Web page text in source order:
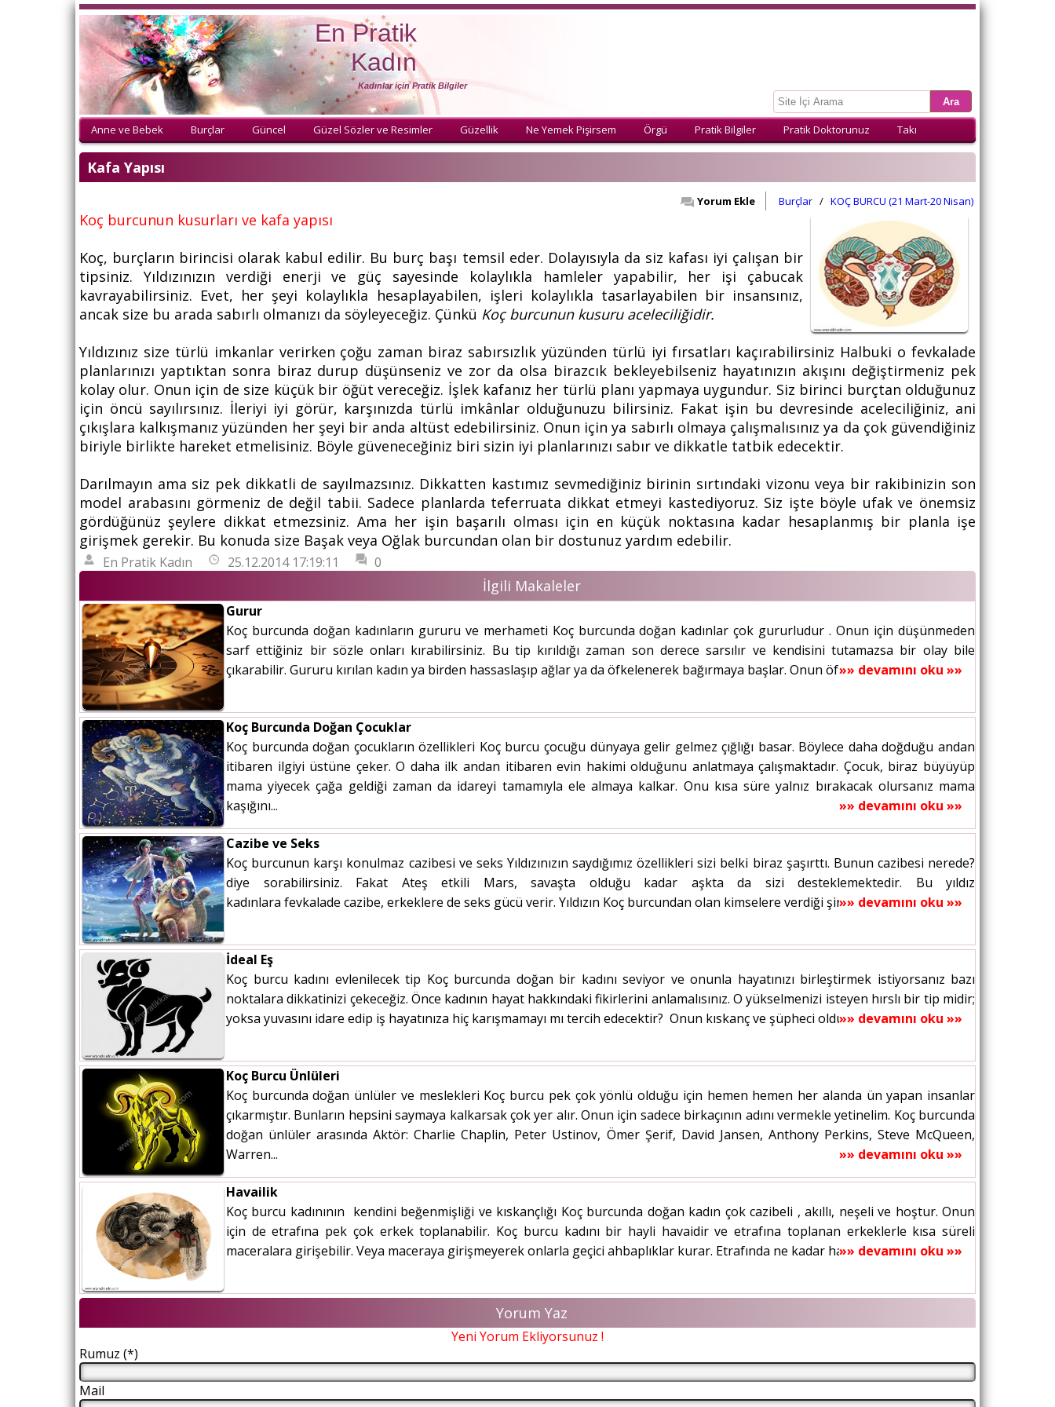
En Pratik
Kadın
Kadınlar için Pratik Bilgiler
Anne ve Bebek Burçlar Güncel Güzel Sözler ve Resimler Güzellik Ne Yemek Pişirsem Örgü Pratik Bilgiler Pratik Doktorunuz Takı
Kafa Yapısı
KOÇ BURCU (21 Mart-20 Nisan)
/
Burçlar
Yorum Ekle
Koç burcunun kusurları ve kafa yapısı
Koç, burçların birincisi olarak kabul edilir. Bu burç başı temsil eder. Dolayısıyla da siz kafası iyi çalışan bir
tipsiniz. Yıldızınızın verdiği enerji ve güç sayesinde kolaylıkla hamleler yapabilir, her işi çabucak
kavrayabilirsiniz. Evet, her şeyi kolaylıkla hesaplayabilen, işleri kolaylıkla tasarlayabilen bir insansınız,
ancak size bu arada sabırlı olmanızı da söyleyeceğiz. Çünkü Koç burcunun kusuru aceleciliğidir.
Yıldızınız size türlü imkanlar verirken çoğu zaman biraz sabırsızlık yüzünden türlü iyi fırsatları kaçırabilirsiniz Halbuki o fevkalade
planlarınızı yaptıktan sonra biraz durup düşünseniz ve zor da olsa birazcık bekleyebilseniz hayatınızın akışını değiştirmeniz pek
kolay olur. Onun için de size küçük bir öğüt vereceğiz. İşlek kafanız her türlü planı yapmaya uygundur. Siz birinci burçtan olduğunuz
için öncü sayılırsınız. İleriyi iyi görür, karşınızda türlü imkânlar olduğunuzu bilirsiniz. Fakat işin bu devresinde aceleciliğiniz, ani
çıkışlara kalkışmanız yüzünden her şeyi bir anda altüst edebilirsiniz. Onun için ya sabırlı olmaya çalışmalısınız ya da çok güvendiğiniz
biriyle birlikte hareket etmelisiniz. Böyle güveneceğiniz biri sizin iyi planlarınızı sabır ve dikkatle tatbik edecektir.
Darılmayın ama siz pek dikkatli de sayılmazsınız. Dikkatten kastımız sevmediğiniz birinin sırtındaki vizonu veya bir rakibinizin son
model arabasını görmeniz de değil tabii. Sadece planlarda teferruata dikkat etmeyi kastediyoruz. Siz işte böyle ufak ve önemsiz
gördüğünüz şeylere dikkat etmezsiniz. Ama her işin başarılı olması için en küçük noktasına kadar hesaplanmış bir planla işe
girişmek gerekir. Bu konuda size Başak veya Oğlak burcundan olan bir dostunuz yardım edebilir.
En Pratik Kadın 25.12.2014 17:19:11 0
İlgili Makaleler
Gurur
Koç burcunda doğan kadınların gururu ve merhameti Koç burcunda doğan kadınlar çok gururludur . Onun için düşünmeden
sarf ettiğiniz bir sözle onları kırabilirsiniz. Bu tip kırıldığı zaman son derece sarsılır ve kendisini tutamazsa bir olay bile
çıkarabilir. Gururu kırılan kadın ya birden hassaslaşıp ağlar ya da öfkelenerek bağırmaya başlar. Onun öfkelenmesini tercih...
»» devamını oku »»
Koç Burcunda Doğan Çocuklar
Koç burcunda doğan çocukların özellikleri Koç burcu çocuğu dünyaya gelir gelmez çığlığı basar. Böylece daha doğduğu andan
itibaren ilgiyi üstüne çeker. O daha ilk andan itibaren evin hakimi olduğunu anlatmaya çalışmaktadır. Çocuk, biraz büyüyüp
mama yiyecek çağa geldiği zaman da idareyi tamamıyla ele almaya kalkar. Onu kısa süre yalnız bırakacak olursanız mama
kaşığını...
»» devamını oku »»
Cazibe ve Seks
Koç burcunun karşı konulmaz cazibesi ve seks Yıldızınızın saydığımız özellikleri sizi belki biraz şaşırttı. Bunun cazibesi nerede?
diye sorabilirsiniz. Fakat Ateş etkili Mars, savaşta olduğu kadar aşkta da sizi desteklemektedir. Bu yıldız
kadınlara fevkalade cazibe, erkeklere de seks gücü verir. Yıldızın Koç burcundan olan kimselere verdiği şirinlik, cana yakınlık,...
»» devamını oku »»
İdeal Eş
Koç burcu kadını evlenilecek tip Koç burcunda doğan bir kadını seviyor ve onunla hayatınızı birleştirmek istiyorsanız bazı
noktalara dikkatinizi çekeceğiz. Önce kadının hayat hakkındaki fikirlerini anlamalısınız. O yükselmenizi isteyen hırslı bir tip midir;
yoksa yuvasını idare edip iş hayatınıza hiç karışmamayı mı tercih edecektir? Onun kıskanç ve şüpheci olduğunu bilin....
»» devamını oku »»
Koç Burcu Ünlüleri
Koç burcunda doğan ünlüler ve meslekleri Koç burcu pek çok yönlü olduğu için hemen hemen her alanda ün yapan insanlar
çıkarmıştır. Bunların hepsini saymaya kalkarsak çok yer alır. Onun için sadece birkaçının adını vermekle yetinelim. Koç burcunda
doğan ünlüler arasında Aktör: Charlie Chaplin, Peter Ustinov, Ömer Şerif, David Jansen, Anthony Perkins, Steve McQueen,
Warren...
»» devamını oku »»
Havailik
Koç burcu kadınının kendini beğenmişliği ve kıskançlığı Koç burcunda doğan kadın çok cazibeli , akıllı, neşeli ve hoştur. Onun
için de etrafına pek çok erkek toplanabilir. Koç burcu kadını bir hayli havaidir ve etrafına toplanan erkeklerle kısa süreli
maceralara girişebilir. Veya maceraya girişmeyerek onlarla geçici ahbaplıklar kurar. Etrafında ne kadar hayranı olursa o...
»» devamını oku »»
Yorum Yaz
Yeni Yorum Ekliyorsunuz !
Rumuz (*)
Mail